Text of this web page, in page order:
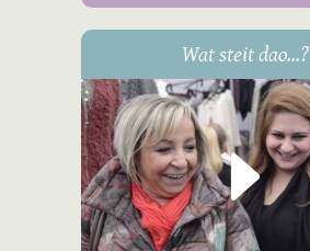
Wat steit dao...?